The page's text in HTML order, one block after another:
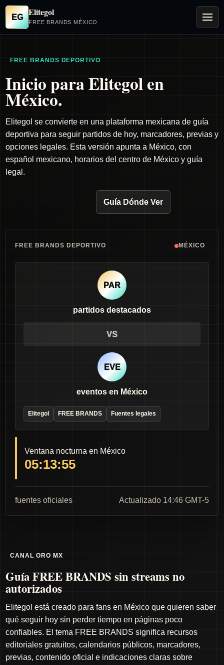
EG Elitegol
FREE BRANDS MÉXICO
FREE BRANDS DEPORTIVO
Inicio para Elitegol en
México.
Elitegol se convierte en una plataforma mexicana de guía
deportiva para seguir partidos de hoy, marcadores, previas y
opciones legales. Esta versión apunta a México, con
español mexicano, horarios del centro de México y guía
legal.
Guía Dónde Ver
FREE BRANDS DEPORTIVO MÉXICO
PAR
partidos destacados
VS
EVE
eventos en México
Elitegol FREE BRANDS Fuentes legales
Ventana nocturna en México
05:13:54
fuentes oficiales Actualizado 14:46 GMT-5
CANAL ORO MX
Guía FREE BRANDS sin streams no
autorizados
Elitegol está creado para fans en México que quieren saber
qué seguir hoy sin perder tiempo en páginas poco
confiables. El tema FREE BRANDS significa recursos
editoriales gratuitos, calendarios públicos, marcadores,
previas, contenido oficial e indicaciones claras sobre